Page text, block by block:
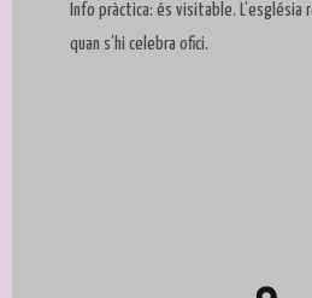
Info pràctica: és visitable. L’església
quan s’hi celebra ofici.